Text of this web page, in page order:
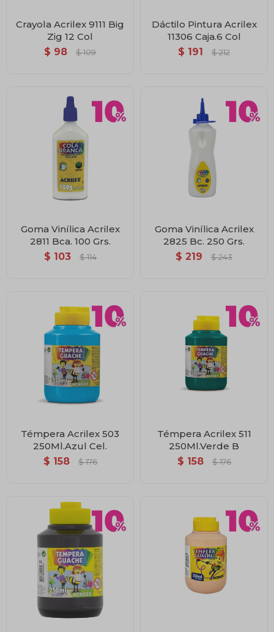
Crayola Acrilex 9111 Big
Zig 12 Col
$ 98 $ 109
Dáctilo Pintura Acrilex
11306 Caja.6 Col
$ 191 $ 212
Goma Vinílica Acrilex
2811 Bca. 100 Grs.
$ 103 $ 114
Goma Vinílica Acrilex
2825 Bc. 250 Grs.
$ 219 $ 243
Témpera Acrilex 503
250Ml.Azul Cel.
$ 158 $ 176
Témpera Acrilex 511
250Ml.Verde B
$ 158 $ 176